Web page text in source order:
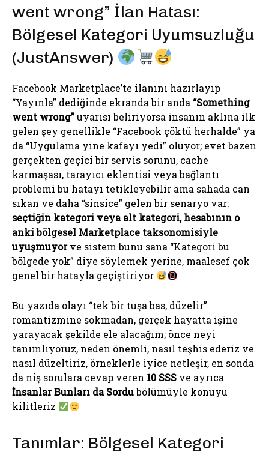
went wrong” İlan Hatası:
Bölgesel Kategori Uyumsuzluğu
(JustAnswer)
Facebook Marketplace’te ilanını hazırlayıp
“Yayınla” dediğinde ekranda bir anda “Something
went wrong”uyarısı beliriyorsa insanın aklına ilk
gelen şey genellikle “Facebook çöktü herhalde” ya
da “Uygulama yine kafayı yedi” oluyor; evet bazen
gerçekten geçici bir servis sorunu, cache
karmaşası, tarayıcı eklentisi veya bağlantı
problemi bu hatayı tetikleyebilir ama sahada can
sıkan ve daha “sinsice” gelen bir senaryo var:
seçtiğin kategori veya alt kategori, hesabının o
anki bölgesel Marketplace taksonomisiyle
uyuşmuyorve sistem bunu sana “Kategori bu
bölgede yok” diye söylemek yerine, maalesef çok
genel bir hatayla geçiştiriyor
Bu yazıda olayı “tek bir tuşa bas, düzelir”
romantizmine sokmadan, gerçek hayatta işine
yarayacak şekilde ele alacağım; önce neyi
tanımlıyoruz, neden önemli, nasıl teşhis ederiz ve
nasıl düzeltiriz, örneklerle iyice netleşir, en sonda
da niş sorulara cevap veren 10 SSS ve ayrıca
İnsanlar Bunları da Sordubölümüyle konuyu
kilitleriz
Tanımlar: Bölgesel Kategori